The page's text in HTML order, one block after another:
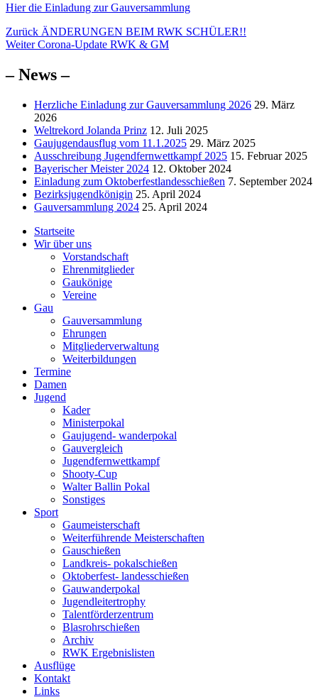
Hier die Einladung zur Gauversammlung
Beitragsnavigation
Zurück Vorheriger
Beitrag:
ÄNDERUNGEN BEIM RWK SCHÜLER!!
Weiter Nächster
Corona-Update RWK & GM
– News –
Herzliche Einladung zur Gauversammlung 2026 29. März
2026
Weltrekord Jolanda Prinz 12. Juli 2025
Gaujugendausflug vom 11.1.2025 29. März 2025
Ausschreibung Jugendfernwettkampf 2025 15. Februar 2025
Bayerischer Meister 2024 12. Oktober 2024
Einladung zum Oktoberfestlandesschießen 7. September 2024
Bezirksjugendkönigin 25. April 2024
Gauversammlung 2024 25. April 2024
Startseite
Wir über uns
Vorstandschaft
Ehrenmitglieder
Gaukönige
Vereine
Gau
Gauversammlung
Ehrungen
Mitgliederverwaltung
Weiterbildungen
Termine
Damen
Jugend
Kader
Ministerpokal
Gaujugend- wanderpokal
Gauvergleich
Jugendfernwettkampf
Shooty-Cup
Walter Ballin Pokal
Sonstiges
Sport
Gaumeisterschaft
Weiterführende Meisterschaften
Gauschießen
Landkreis- pokalschießen
Oktoberfest- landesschießen
Gauwanderpokal
Jugendleitertrophy
Talentförderzentrum
Blasrohrschießen
Archiv
RWK Ergebnislisten
Ausflüge
Kontakt
Links